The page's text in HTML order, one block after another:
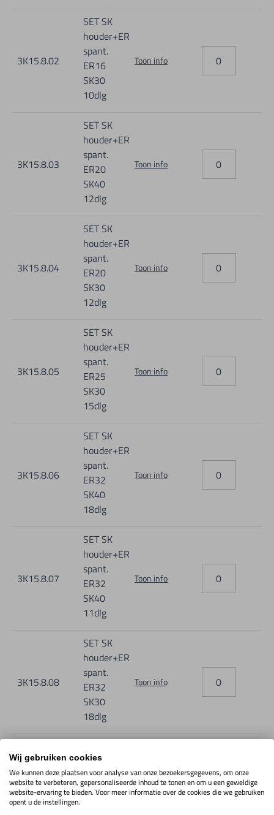
3K15.8.02
SET SK
houder+ER
spant.
ER16
SK30
10dlg
Toon info
3K15.8.03
SET SK
houder+ER
spant.
ER20
SK40
12dlg
Toon info
3K15.8.04
SET SK
houder+ER
spant.
ER20
SK30
12dlg
Toon info
3K15.8.05
SET SK
houder+ER
spant.
ER25
SK30
15dlg
Toon info
3K15.8.06
SET SK
houder+ER
spant.
ER32
SK40
18dlg
Toon info
3K15.8.07
SET SK
houder+ER
spant.
ER32
SK40
11dlg
Toon info
3K15.8.08
SET SK
houder+ER
spant.
ER32
SK30
18dlg
Toon info
3K15.8.09
houder+ER
spant.
ER32
Toon info
Wij gebruiken cookies
We kunnen deze plaatsen voor analyse van onze bezoekersgegevens, om onze
website te verbeteren, gepersonaliseerde inhoud te tonen en om u een geweldige
website-ervaring te bieden. Voor meer informatie over de cookies die we gebruiken
opent u de instellingen.